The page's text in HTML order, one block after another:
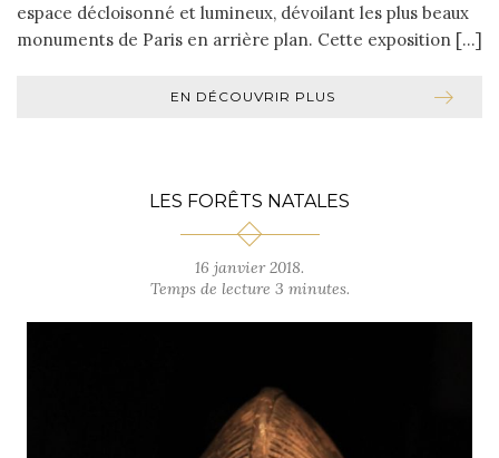
espace décloisonné et lumineux, dévoilant les plus beaux
monuments de Paris en arrière plan. Cette exposition […]
EN DÉCOUVRIR PLUS
LES FORÊTS NATALES
16 janvier 2018.
Temps de lecture 3 minutes.